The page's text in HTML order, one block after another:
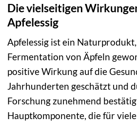
Die vielseitigen
Apfelessig
Apfelessig ist ein
Fermentation von Äpfeln
positive Wirkung auf die
Jahrhunderten geschätzt und
Forschung zunehmend
Hauptkomponente, die für